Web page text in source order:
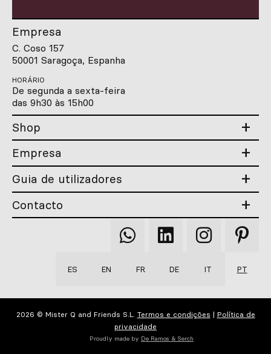
Empresa
C. Coso 157
50001 Saragoça, Espanha
HORÁRIO
De segunda a sexta-feira
das 9h30 às 15h00
Shop
Empresa
Guia de utilizadores
Contacto
Qooqer
WhatsApp
Qooqer
Linkedin
Qooqer
Instagram
Qooqer
ES EN FR DE IT PT
2026 © Mister Q and Friends S.L. Termos e condições | Política de
privacidade
Proudly made by De Ramos & Serch